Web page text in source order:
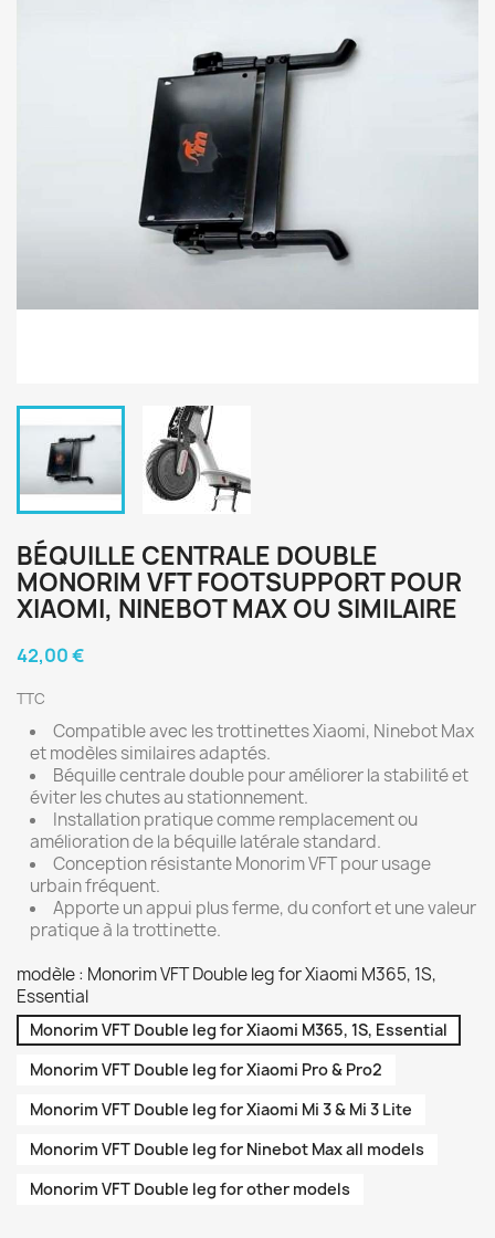
BÉQUILLE CENTRALE DOUBLE
MONORIM VFT FOOTSUPPORT POUR
XIAOMI, NINEBOT MAX OU SIMILAIRE
42,00 €
TTC
Compatible avec les trottinettes Xiaomi, Ninebot Max
et modèles similaires adaptés.
Béquille centrale double pour améliorer la stabilité et
éviter les chutes au stationnement.
Installation pratique comme remplacement ou
amélioration de la béquille latérale standard.
Conception résistante Monorim VFT pour usage
urbain fréquent.
Apporte un appui plus ferme, du confort et une valeur
pratique à la trottinette.
modèle : Monorim VFT Double leg for Xiaomi M365, 1S,
Essential
Monorim VFT Double leg for Xiaomi M365, 1S, Essential
Monorim VFT Double leg for Xiaomi Pro & Pro2
Monorim VFT Double leg for Xiaomi Mi 3 & Mi 3 Lite
Monorim VFT Double leg for Ninebot Max all models
Monorim VFT Double leg for other models